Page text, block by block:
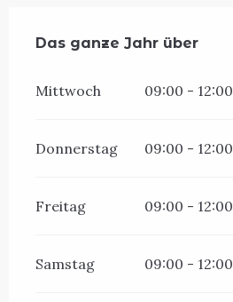
Das ganze Jahr über
Das ganze Jahr über
Mittwoch 09:00 - 12:00
Donnerstag 09:00 - 12:00
Freitag 09:00 - 12:00
Samstag 09:00 - 12:00